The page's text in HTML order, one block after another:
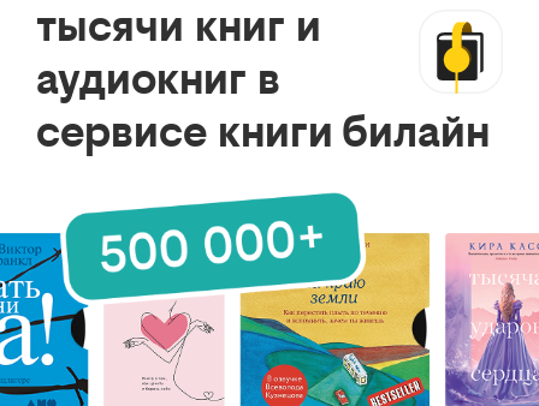
тысячи книг и
аудиокниг в
сервисе книги билайн